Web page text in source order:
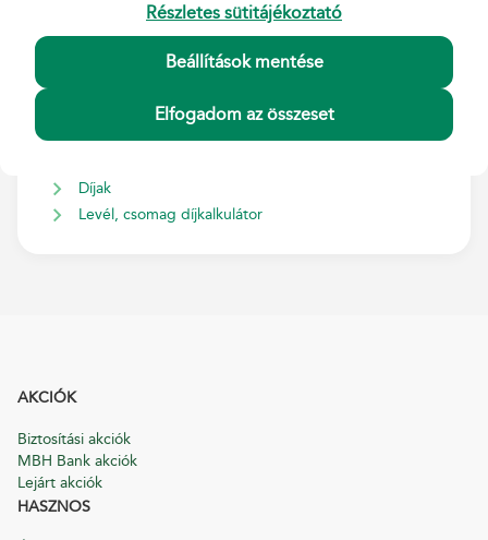
Kapcsolódó tájékoztatók
Postai szolgáltatások Általános Szerződési Feltételei
Postai szolgáltatások Általános Szerződési Feltételei –
Díjak
Levél, csomag díjkalkulátor
Részletes sütitájékoztató
Beállítások mentése
Elfogadom az összeset
AKCIÓK
Biztosítási akciók
MBH Bank akciók
Lejárt akciók
HASZNOS